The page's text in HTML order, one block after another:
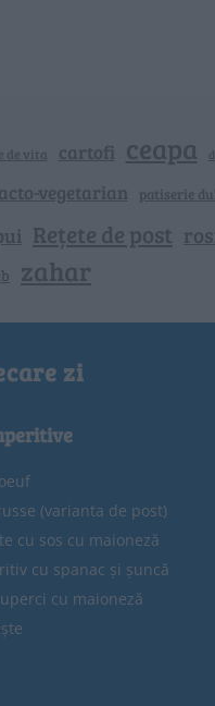
de vita cartofi ceapa
vegetarian patiserie
Rețete de post
zahar
zi
(varianta de post)
cu sos cu maioneză
cu spanac și șuncă
cu maioneză